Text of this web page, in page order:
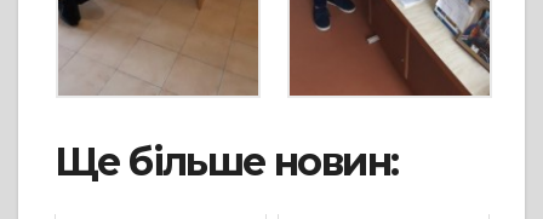
Ще більше новин: